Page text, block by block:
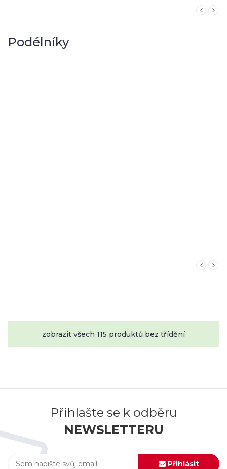
Podélníky
zobrazit všech 115 produktů bez třídění
Přihlašte se k odběru
NEWSLETTERU
Přihlásit